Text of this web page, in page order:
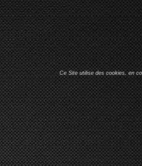
Ce Site utilise des cookies, en